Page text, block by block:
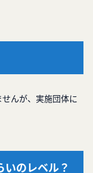
んが、実施団体に
のレベル？